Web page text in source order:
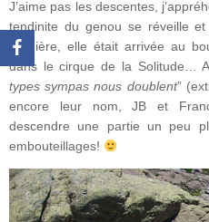
J’aime pas les descentes,
tendinite du genou se réveille et
dernière, elle était arrivée au
dans le cirque de la Solitude…
types sympas nous doublent”
encore leur nom, JB et
descendre une partie un peu
embouteillages!